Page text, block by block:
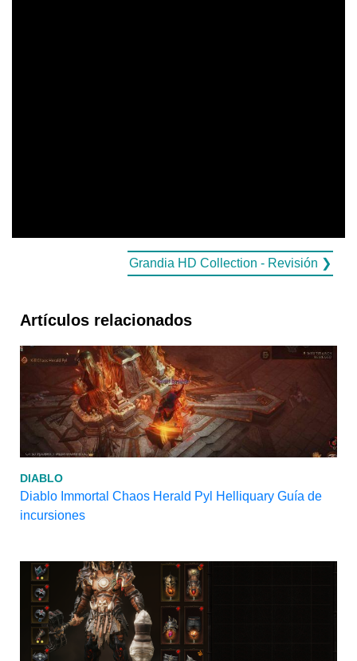
Grandia HD Collection - Revisión ❯
Artículos relacionados
DIABLO
Diablo Immortal Chaos Herald Pyl Helliquary Guía de
incursiones